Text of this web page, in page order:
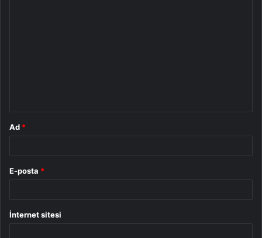
Ad *
E-posta *
İnternet sitesi